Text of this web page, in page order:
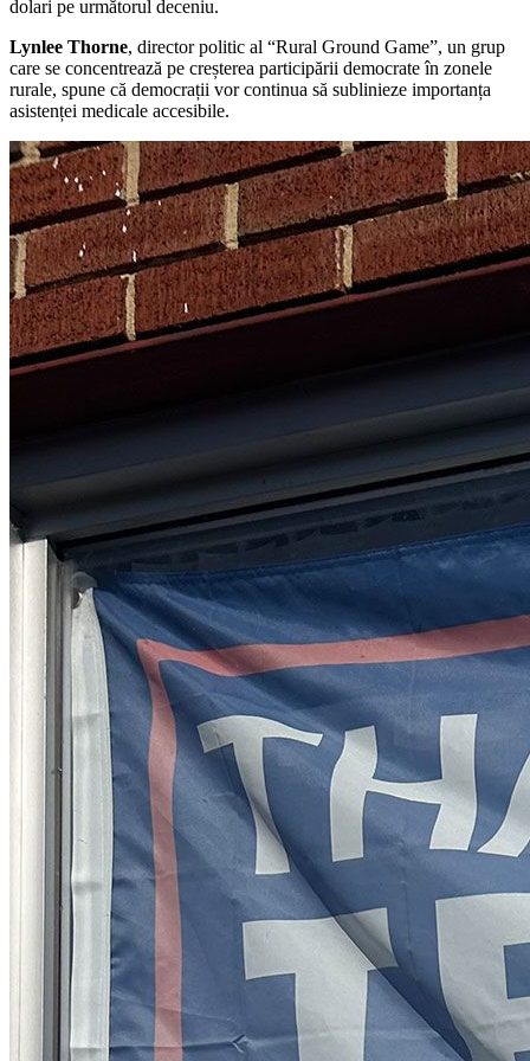
dolari pe următorul deceniu.
Lynlee Thorne, director politic al “Rural Ground Game”, un grup
care se concentrează pe creșterea participării democrate în zonele
rurale, spune că democrații vor continua să sublinieze importanța
asistenței medicale accesibile.